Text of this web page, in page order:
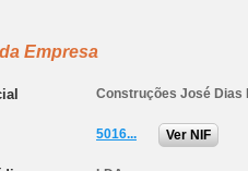
Empresa
Construções José Dias
5016... Ver NIF